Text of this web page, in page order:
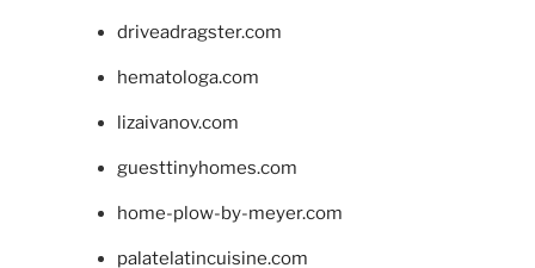
driveadragster.com
hematologa.com
lizaivanov.com
guesttinyhomes.com
home-plow-by-meyer.com
palatelatincuisine.com